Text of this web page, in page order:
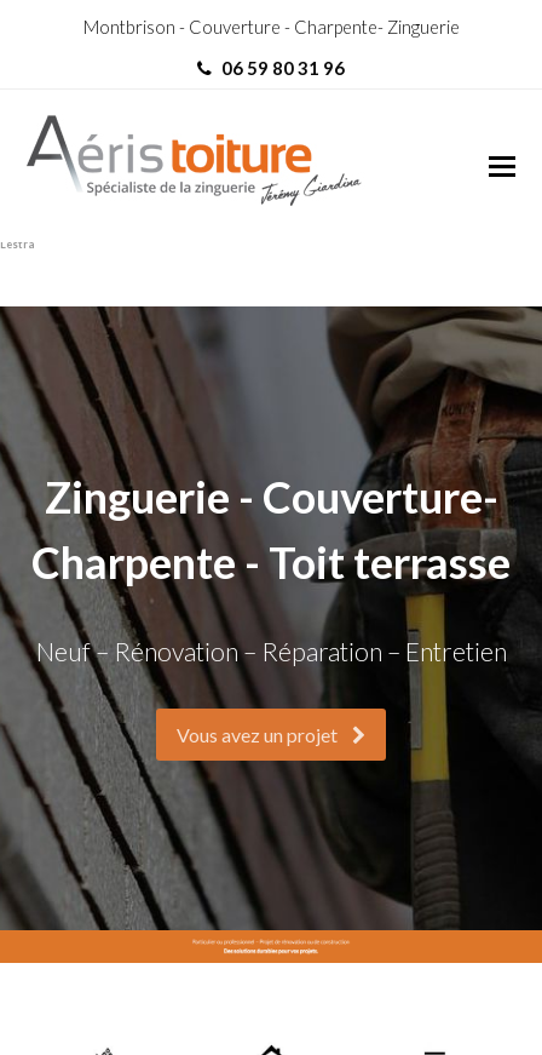
Montbrison - Couverture - Charpente- Zinguerie
06 59 80 31 96
Lestra
Zinguerie - Couverture-
Charpente - Toit terrasse
Neuf – Rénovation – Réparation – Entretien
Vous avez un projet